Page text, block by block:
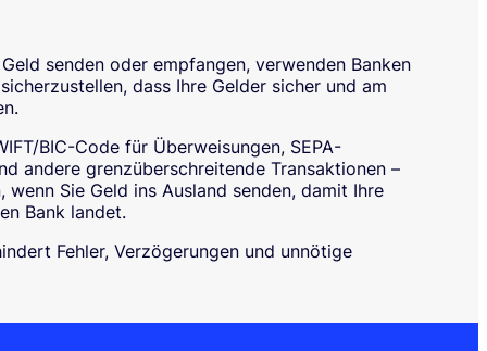
senden oder empfangen, verwenden Banken
dass Ihre Gelder sicher und am
BIC-Code für Überweisungen, SEPA-
andere grenzüberschreitende Transaktionen –
wenn Sie Geld ins Ausland senden, damit Ihre
Bank landet.
Fehler, Verzögerungen und unnötige